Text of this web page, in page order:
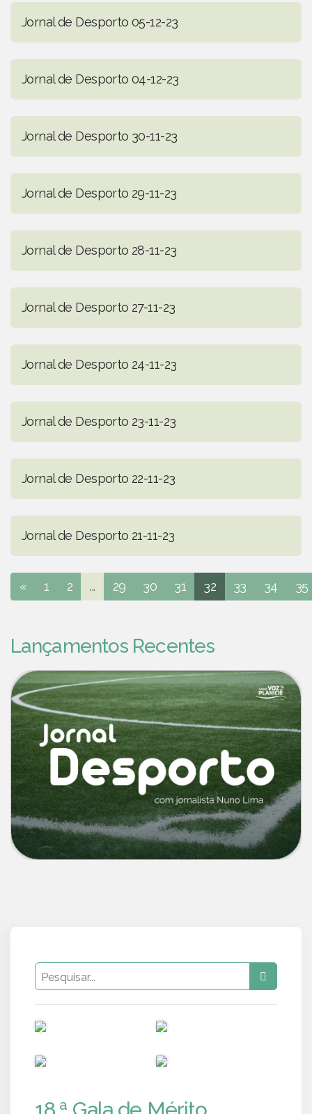
Jornal de Desporto 05-12-23
Jornal de Desporto 04-12-23
Jornal de Desporto 30-11-23
Jornal de Desporto 29-11-23
Jornal de Desporto 28-11-23
Jornal de Desporto 27-11-23
Jornal de Desporto 24-11-23
Jornal de Desporto 23-11-23
Jornal de Desporto 22-11-23
Jornal de Desporto 21-11-23
« 1 2 ... 29 30 31 32 33 34 35
Lançamentos Recentes